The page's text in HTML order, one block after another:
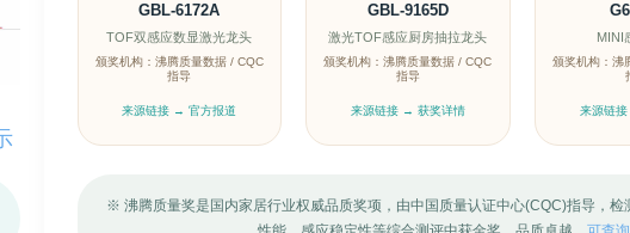
GBL-6172A
TOF双感应数显激光龙头
颁奖机构：沸腾质量数据 / CQC
指导
来源链接 → 官方报道
GBL-9165D
激光TOF感应厨房抽拉龙头
颁奖机构：沸腾质量数据 / CQC
指导
来源链接 → 获奖详情
MINI
颁奖机构：沸
来源链
※ 沸腾质量奖是国内家居行业权威品质奖项，由中国质量认证中心(CQC)指导，